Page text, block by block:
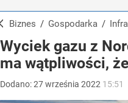
Biznes / Gospodarka /
Wyciek gazu z
ma wątpliwości,
Dodano:27września 2022 15:51